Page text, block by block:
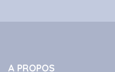
A PROPOS